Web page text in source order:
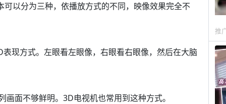
以分为三种，依播放方式的不同，映像效果完全不
现方式。左眼看左眼像，右眼看右眼像，然后在大脑
面不够鲜明。3D电视机也常用到这种方式。
推